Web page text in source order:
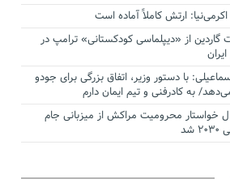
اکرمی‌نیا: ارتش کاملاً آماده است
گاردین از «دیپلماسی کودکستانی» ترامپ در
ایران
با دستور وزیر، اتفاق بزرگی برای جودو
به کادرفنی و تیم ایمان دارم
خواستار محرومیت مراکش از میزبانی جام
شد